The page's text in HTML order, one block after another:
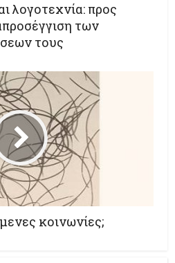
λογοτεχνία: προς
των
τους
κοινωνίες;